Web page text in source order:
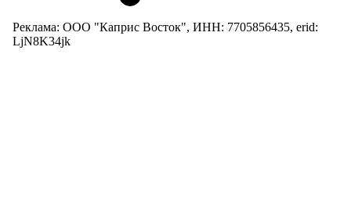
Реклама: ООО "Каприс Восток", ИНН: 7705856435, erid:
LjN8K34jk